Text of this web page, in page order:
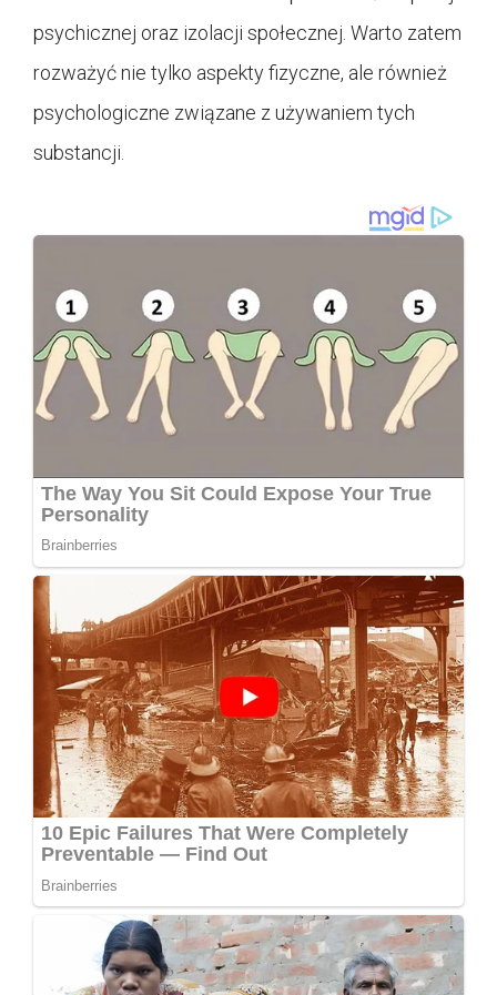
psychicznej oraz izolacji społecznej. Warto zatem
rozważyć nie tylko aspekty fizyczne, ale również
psychologiczne związane z używaniem tych
substancji.